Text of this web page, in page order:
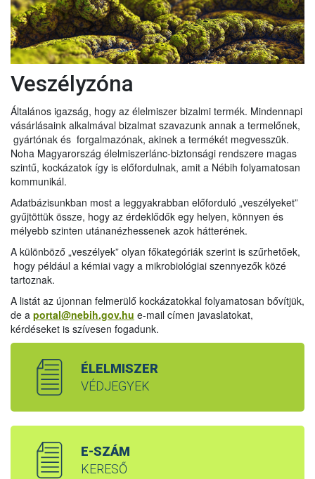
Veszélyzóna
Általános igazság, hogy az élelmiszer bizalmi termék. Mindennapi
vásárlásaink alkalmával bizalmat szavazunk annak a termelőnek,
gyártónak és forgalmazónak, akinek a termékét megvesszük.
Noha Magyarország élelmiszerlánc-biztonsági rendszere magas
szintű, kockázatok így is előfordulnak, amit a Nébih folyamatosan
kommunikál.
Adatbázisunkban most a leggyakrabban előforduló „veszélyeket”
gyűjtöttük össze, hogy az érdeklődők egy helyen, könnyen és
mélyebb szinten utánanézhessenek azok hátterének.
A különböző „veszélyek” olyan főkategóriák szerint is szűrhetőek,
hogy például a kémiai vagy a mikrobiológiai szennyezők közé
tartoznak.
A listát az újonnan felmerülő kockázatokkal folyamatosan bővítjük,
de a portal@nebih.gov.hu e-mail címen javaslatokat,
kérdéseket is szívesen fogadunk.
ÉLELMISZER
VÉDJEGYEK
E-SZÁM
KERESŐ